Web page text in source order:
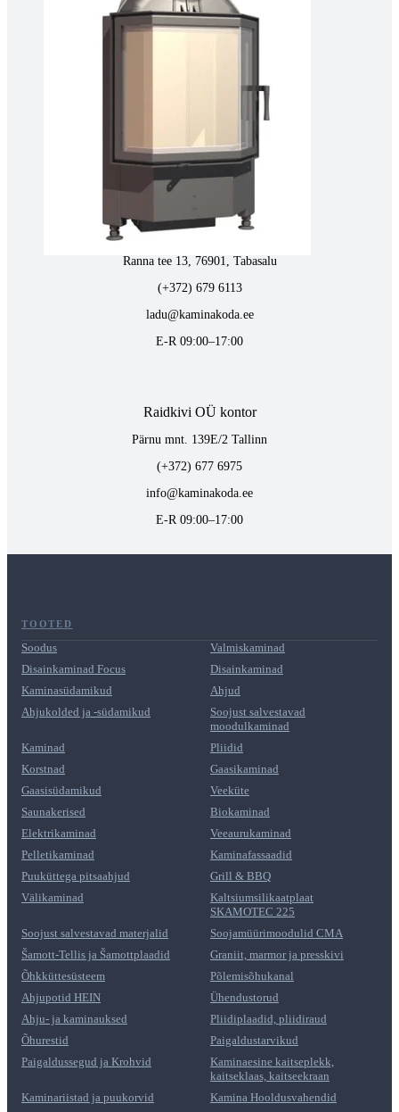
Tähe 127E, Tartu
vaino@raidkivi.ee
E-R 09:00–17:00
Tabasalus kamina ladu
Ranna tee 13, 76901, Tabasalu
(+372) 679 6113
ladu@kaminakoda.ee
E-R 09:00–17:00
Raidkivi OÜ kontor
Pärnu mnt. 139E/2 Tallinn
(+372) 677 6975
info@kaminakoda.ee
E-R 09:00–17:00
TOOTED
Soodus
Valmiskaminad
Disainkaminad Focus
Disainkaminad
Kaminasüdamikud
Ahjud
Ahjukolded ja -südamikud
Soojust salvestavad
moodulkaminad
Kaminad
Pliidid
Korstnad
Gaasikaminad
Gaasisüdamikud
Veeküte
Saunakerised
Biokaminad
Elektrikaminad
Veeaurukaminad
Pelletikaminad
Kaminafassaadid
Puuküttega pitsaahjud
Grill & BBQ
Välikaminad
Kaltsiumsilikaatplaat
SKAMOTEC 225
Soojust salvestavad materjalid
Soojamüürimoodulid CMA
Šamott-Tellis ja Šamottplaadid
Graniit, marmor ja presskivi
Õhkküttesüsteem
Põlemisõhukanal
Ahjupotid HEIN
Ühendustorud
Ahju- ja kaminauksed
Pliidiplaadid, pliidiraud
Õhurestid
Paigaldustarvikud
Paigaldussegud ja Krohvid
Kaminaesine kaitseplekk,
kaitseklaas, kaitseekraan
Kaminariistad ja puukorvid
Kamina Hooldusvahendid